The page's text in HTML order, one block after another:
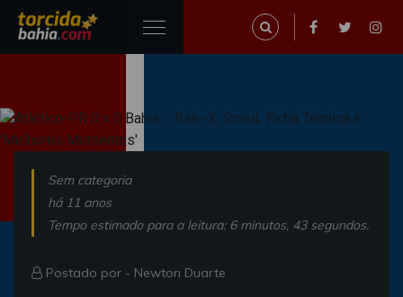
Sem categoria
há 11 anos
Tempo estimado para a leitura: 6 minutos, 43 segundos.
Postado por - Newton Duarte